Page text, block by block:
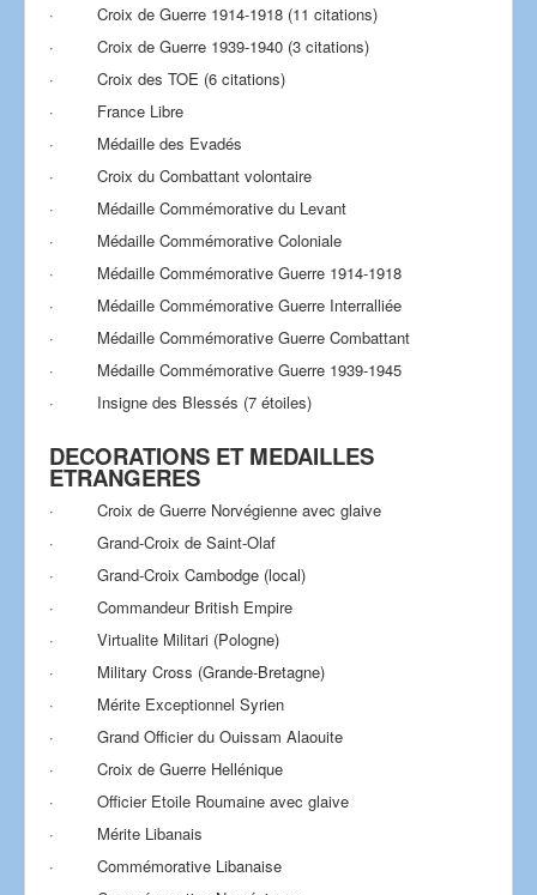
· Croix de Guerre 1914-1918 (11 citations)
· Croix de Guerre 1939-1940 (3 citations)
· Croix des TOE (6 citations)
· France Libre
· Médaille des Evadés
· Croix du Combattant volontaire
· Médaille Commémorative du Levant
· Médaille Commémorative Coloniale
· Médaille Commémorative Guerre 1914-1918
· Médaille Commémorative Guerre Interralliée
· Médaille Commémorative Guerre Combattant
· Médaille Commémorative Guerre 1939-1945
· Insigne des Blessés (7 étoiles)
DECORATIONS ET MEDAILLES
ETRANGERES
· Croix de Guerre Norvégienne avec glaive
· Grand-Croix de Saint-Olaf
· Grand-Croix Cambodge (local)
· Commandeur British Empire
· Virtualite Militari (Pologne)
· Military Cross (Grande-Bretagne)
· Mérite Exceptionnel Syrien
· Grand Officier du Ouissam Alaouite
· Croix de Guerre Hellénique
· Officier Etoile Roumaine avec glaive
· Mérite Libanais
· Commémorative Libanaise